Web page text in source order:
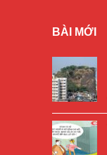
BÀI MỚI